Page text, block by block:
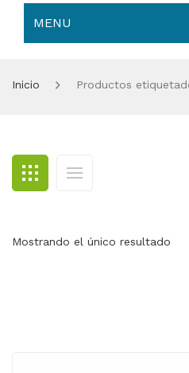
MENU
BLOG
CONTACTO
Inicio Productos
Mostrando el único resultado